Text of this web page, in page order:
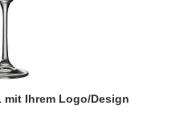
mit Ihrem Logo/Design